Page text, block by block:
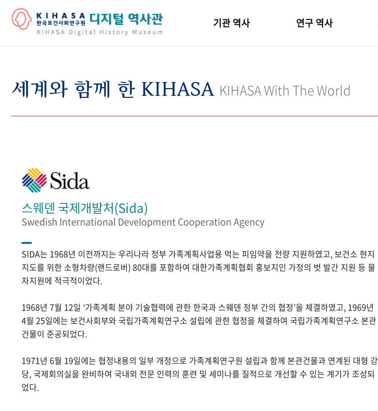
기관 역사 연구 역사
키워드로 보는 연구 역사
세계와 함께 한 KIHASA KIHASA With The World
스웨덴 국제개발처(Sida)
Swedish International Development Cooperation Agency
SIDA는 1968년 이전까지는 우리나라 정부 가족계획사업용 먹는 피임약을 전량 지원하였고, 보건소 현지
지도를 위한 소형차량(랜드로버) 80대를 포함하여 대한가족계획협회 홍보지인 가정의 벗 발간 지원 등 물
자지원에 적극적이었다.
1968년 7월 12일 ‘가족계획 분야 기술협력에 관한 한국과 스웨덴 정부 간의 협정’을 체결하였고, 1969년
4월 25일에는 보건사회부와 국립가족계획연구소 설립에 관한 협정을 체결하여 국립가족계획연구소 본관
건물이 준공되었다.
1971년 6월 19일에는 협정내용의 일부 개정으로 가족계획연구원 설립과 함께 본관건물과 연계된 대형 강
당, 국제회의실을 완비하여 국내외 전문 인력의 훈련 및 세미나를 질적으로 개선할 수 있는 계기가 조성되
었다.